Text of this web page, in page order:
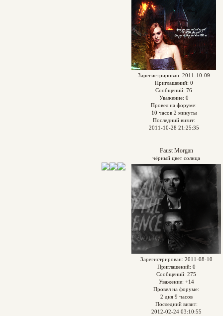
Зарегистрирован: 2011-10-09
Приглашений: 0
Сообщений: 76
Уважение: 0
Провел на форуме:
10 часов 2 минуты
Последний визит:
2011-10-28 21:25:35
Faust Morgan
чёрный цвет солнца
Зарегистрирован: 2011-08-10
Приглашений: 0
Сообщений: 275
Уважение: +14
Провел на форуме:
2 дня 9 часов
Последний визит:
2012-02-24 03:10:55